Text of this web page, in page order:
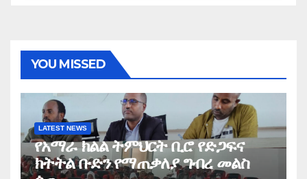
YOU MISSED
LATEST NEWS
የአማራ ክልል ትምህርት ቢሮ የድጋፍና
ክትትል ቡድን የማጠቃለያ ግብረ መልስ